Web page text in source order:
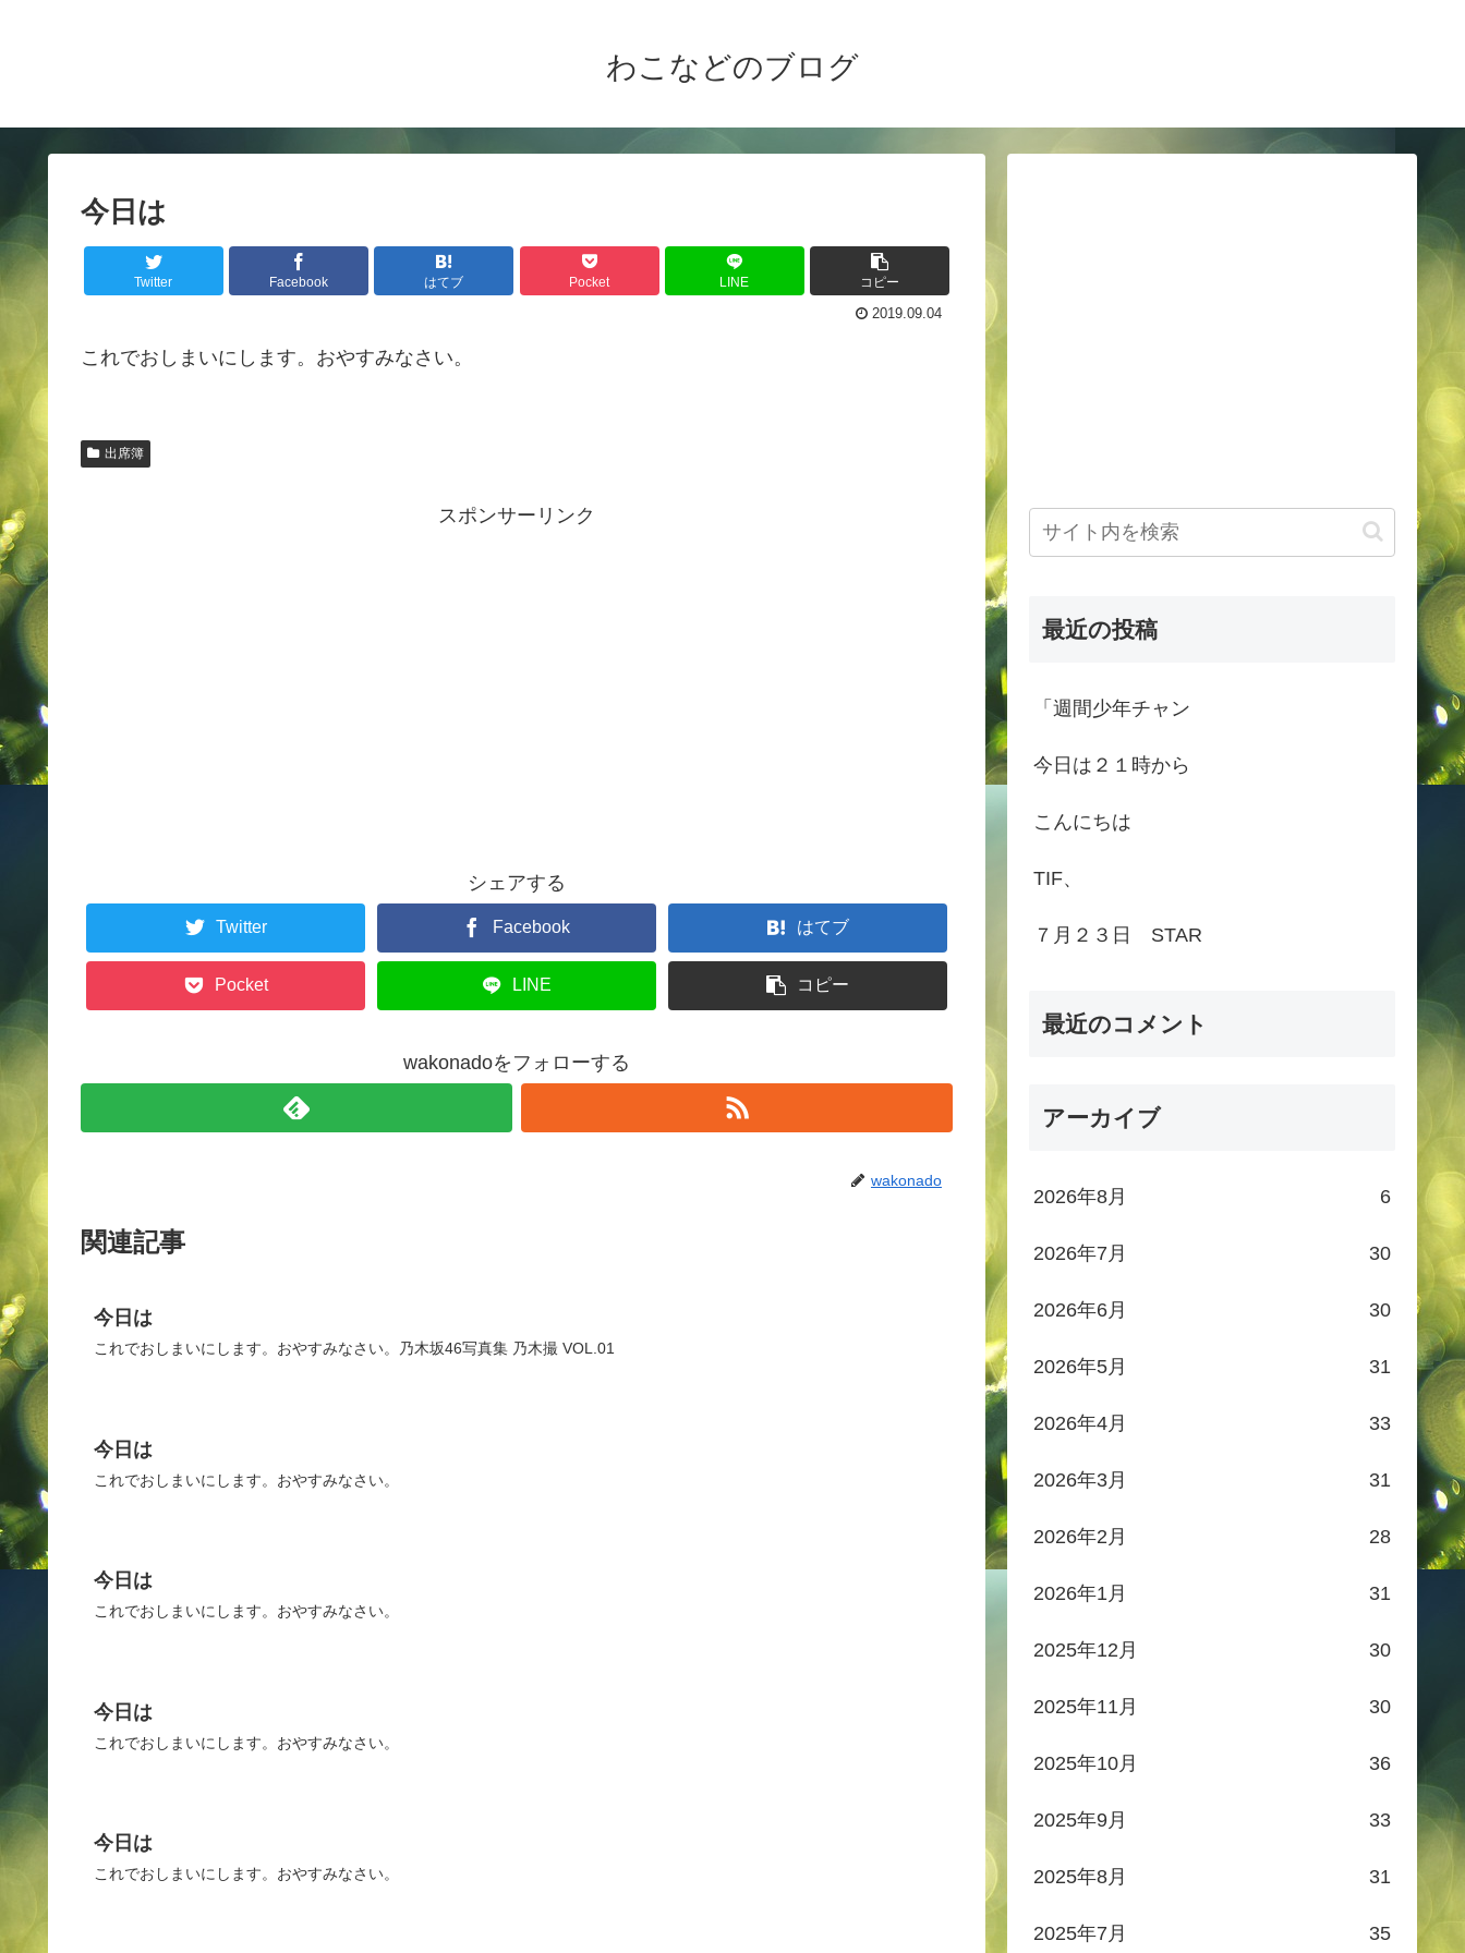
わこなどのブログ
今日は
Twitter Facebook はてブ Pocket LINE コピー
2019.09.04
これでおしまいにします。おやすみなさい。
出席簿
スポンサーリンク
シェアする
Twitter Facebook はてブ
Pocket LINE コピー
wakonadoをフォローする
wakonado
関連記事
今日は
これでおしまいにします。おやすみなさい。乃木坂46写真集 乃木撮 VOL.01
今日は
これでおしまいにします。おやすみなさい。
今日は
これでおしまいにします。おやすみなさい。
今日は
これでおしまいにします。おやすみなさい。
今日は
これでおしまいにします。おやすみなさい。
最近の投稿
「週間少年チャン
今日は２１時から
こんにちは
TIF、
７月２３日 STAR
最近のコメント
アーカイブ
2026年8月 6
2026年7月 30
2026年6月 30
2026年5月 31
2026年4月 33
2026年3月 31
2026年2月 28
2026年1月 31
2025年12月 30
2025年11月 30
2025年10月 36
2025年9月 33
2025年8月 31
2025年7月 35